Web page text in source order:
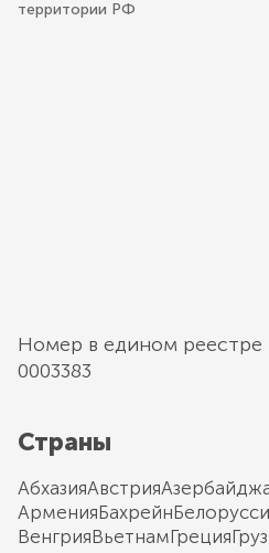
территории РФ
Номер в едином реестре
0003383
Страны
АбхазияАвстрия
АрменияБахрейн
ВенгрияВьетнамГреция